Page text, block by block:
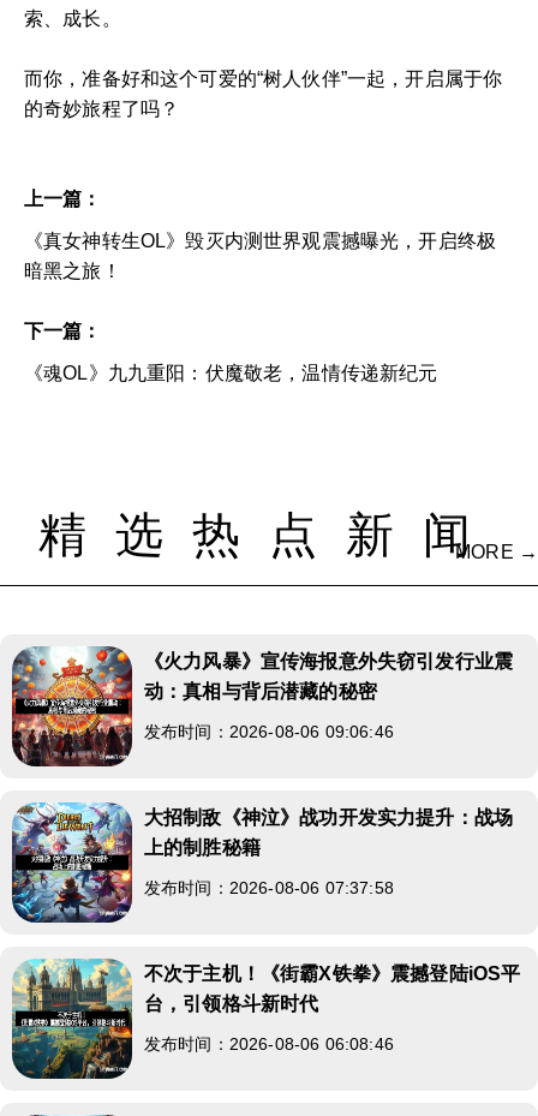
索、成长。
而你，准备好和这个可爱的“树人伙伴”一起，开启属于你
的奇妙旅程了吗？
上一篇：
《真女神转生OL》毁灭内测世界观震撼曝光，开启终极
暗黑之旅！
下一篇：
《魂OL》九九重阳：伏魔敬老，温情传递新纪元
精选热点新闻
MORE →
《火力风暴》宣传海报意外失窃引发行业震
动：真相与背后潜藏的秘密
发布时间：2026-08-06 09:06:46
大招制敌《神泣》战功开发实力提升：战场
上的制胜秘籍
发布时间：2026-08-06 07:37:58
不次于主机！《街霸X铁拳》震撼登陆iOS平
台，引领格斗新时代
发布时间：2026-08-06 06:08:46